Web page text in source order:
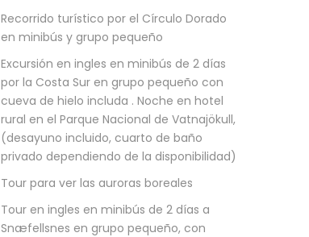
Recorrido turístico por el Círculo Dorado
en minibús y grupo pequeño
Excursión en ingles en minibús de 2 días
por la Costa Sur en grupo pequeño con
cueva de hielo includa . Noche en hotel
rural en el Parque Nacional de Vatnajökull,
(desayuno incluido, cuarto de baño
privado dependiendo de la disponibilidad)
Tour para ver las auroras boreales
Tour en ingles en minibús de 2 días a
Snæfellsnes en grupo pequeño, con